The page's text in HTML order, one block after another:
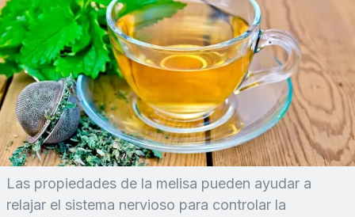
Las propiedades de la melisa pueden ayudar a
relajar el sistema nervioso para controlar la